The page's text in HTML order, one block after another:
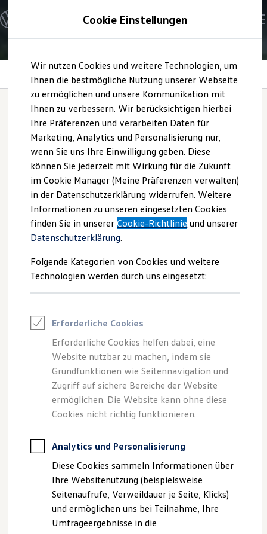
Hauptinhalt
springen
Footer
springen
Modelle und Konfigurator
Konfigurator
Modelle vergleichen
Elektroautos
ENERGY Sondermodelle
Nutzfahrzeuge
SUV und CUV
Familienautos
Kombis
Kompaktwagen
Sportwagen
Schnell verfügbare Fahrzeuge
Angebote und Produkte
Aktuelle Angebote
E-Auto-Förderung
Volkswagen Marktplatz
Die ENERGY Sondermodelle
Junge Gebrauchtwagen und Gebrauchtwagen
Volkswagen Zertifizierte Gebrauchtwagen
Elektromobilität bei Gebrauchtwagen
Saisonangebote
Reifenpakete
Leasing
Leasing-Angebote
Elektroauto Leasing
Kleinwagen-Leasing
Leasing ohne Anzahlung
Finanzierung
Autokredit mit Schlussrate
Versicherungen und Garantien
Kfz-Versicherung
Restschuldversicherungen
Garantien
Professional Class bei Volkswagen
Behörden
Direktkunden
Sonderfahrzeuge
Anpfiff zum Gewinn
Elektromobilität
Elektroautos
ID. Tutorials
We Charge
We Charge
Verbleibende Zeit,
Nutzungsbedingungen
Datenschutzerklärungen
Cookie-Richtlinie
Lizenzhinweise Dritter
Angaben zum Digital Services Act (DSA)
EU Data Act
Produktsicherheitsinformationen
Vertrag Widerrufen
Disclaimer von Volkswagen AG
Die in dieser Darstellung gezeigten Fahrzeuge und
Ausstattungen können in einzelnen Details vom aktuellen
deutschen Lieferprogramm abweichen. Abgebildet sind
teilweise Sonderausstattungen der Fahrzeuge gegen
Mehrpreis.
Cookie Einstellungen
Wir nutzen Cookies und weitere Technologien, um
Ihnen die bestmögliche Nutzung unserer Webseite
zu ermöglichen und unsere Kommunikation mit
Ihnen zu verbessern. Wir berücksichtigen hierbei
Ihre Präferenzen und verarbeiten Daten für
Marketing, Analytics und Personalisierung nur,
wenn Sie uns Ihre Einwilligung geben. Diese
können Sie jederzeit mit Wirkung für die Zukunft
im Cookie Manager (Meine Präferenzen verwalten)
in der Datenschutzerklärung widerrufen. Weitere
Informationen zu unseren eingesetzten Cookies
finden Sie in unsererCookie-Richtlinie und unserer
Datenschutzerklärung.
Folgende Kategorien von Cookies und weitere
Technologien werden durch uns eingesetzt:
Erforderliche Cookies
Erforderliche Cookies helfen dabei, eine
Website nutzbar zu machen, indem sie
Grundfunktionen wie Seitennavigation und
Zugriff auf sichere Bereiche der Website
ermöglichen. Die Website kann ohne diese
Cookies nicht richtig funktionieren.
Analytics und Personalisierung
Diese Cookies sammeln Informationen über
Ihre Websitenutzung (beispielsweise
Seitenaufrufe, Verweildauer je Seite, Klicks)
und ermöglichen uns bei Teilnahme, Ihre
Umfrageergebnisse in die